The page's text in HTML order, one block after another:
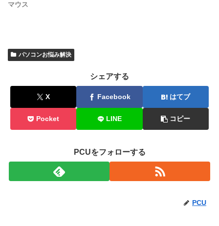
マウス
パソコンお悩み解決
シェアする
X Facebook はてブ
Pocket LINE コピー
PCUをフォローする
PCU